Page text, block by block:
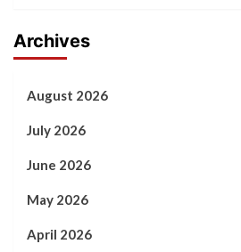
Archives
August 2026
July 2026
June 2026
May 2026
April 2026